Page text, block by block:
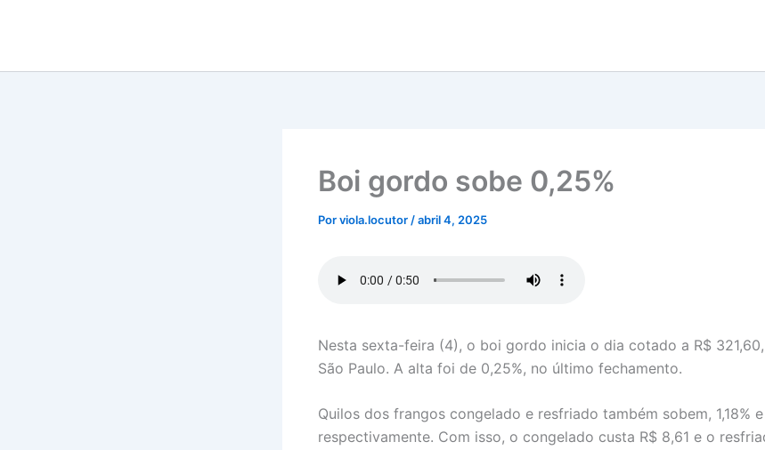
Boi gordo sobe 0,25%
Porviola.locutor /abril 4, 2025
Nesta sexta-feira (4), o boi gordo inicia o dia cotado a R$
São Paulo. A alta foi de 0,25%, no último fechamento.
Quilos dos frangos congelado e resfriado também sobem, 1,18% e
respectivamente. Com isso, o congelado custa R$ 8,61 e o